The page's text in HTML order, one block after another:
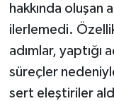
hakkında oluşan
ilerlemedi.
adımlar, yaptığı
süreçler
sert eleştiriler